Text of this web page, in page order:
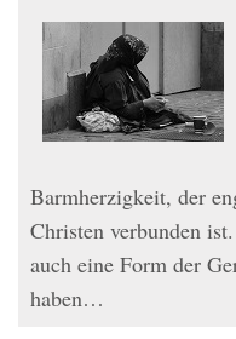
Barmherzigkeit, der
Christen verbunden
auch eine Form der
haben…